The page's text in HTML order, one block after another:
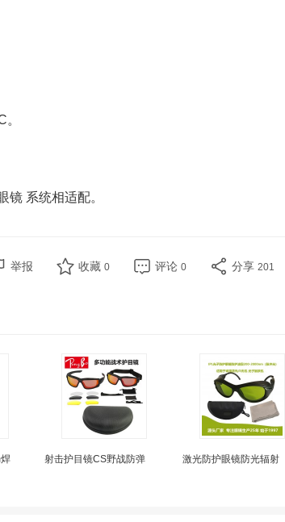
系统相适配。
举报 收藏 0 评论 0 分享 201
射击护目镜CS野战防弹 激光防护眼镜防光辐射